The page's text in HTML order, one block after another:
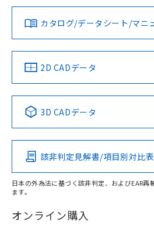
ダウンロードデータをご利用いただ
みください。
ソフトウェアの使用条件
対応済み
中国 RoHS 注意事項・凡例
Pb Hg
O
在庫等で未対応品が混在する可能
LR型式承認
（イギリス
船舶規格）
DNV型式承認
（ノルウェー
Yes No
この製品の規
その他の認証はこちらのペ
カタログ/データシート/マニ
2D CADデータ
3D CADデータ
該非判定見解書/項目別対比表
日本の外為法に基づく該非判定、およびEAR再
ます。
オンライン購入